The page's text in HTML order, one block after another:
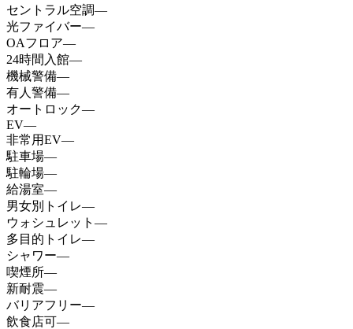
セントラル空調—
光ファイバー—
OAフロア—
24時間入館—
機械警備—
有人警備—
オートロック—
EV—
非常用EV—
駐車場—
駐輪場—
給湯室—
男女別トイレ—
ウォシュレット —
多目的トイレ—
シャワー—
喫煙所—
新耐震—
バリアフリー—
飲食店可—